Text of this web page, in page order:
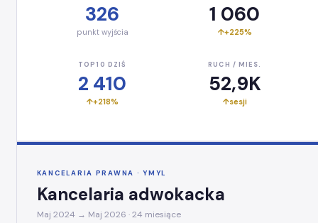
326
punkt wyjścia
1 060
+225%
TOP10 DZIŚ
2 410
+218%
RUCH / MIES.
52,9K
sesji
KANCELARIA PRAWNA · YMYL
Kancelaria adwokacka
Maj 2024 → Maj 2026 · 24 miesiące